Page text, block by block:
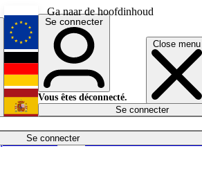
Ga naar de hoofdinhoud
Close menu
Se connecter
Économie
English
Deutsch
Español
Se connecter
Vous êtes déconnecté.
Se connecter